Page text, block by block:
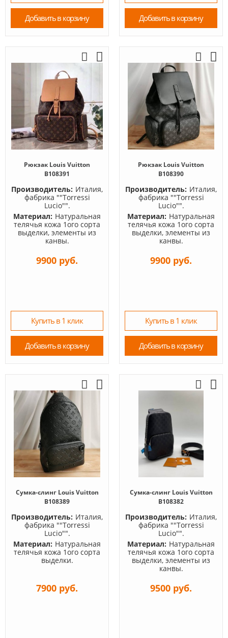
Добавить в корзину Добавить в корзину
Рюкзак Louis Vuitton
B108391
Производитель: Италия,
фабрика ""Torressi
Lucio"".
Материал: Натуральная
телячья кожа 1ого сорта
выделки, элементы из
канвы.
9900 руб.
Купить в 1 клик
Добавить в корзину
Рюкзак Louis Vuitton
B108390
Производитель: Италия,
фабрика ""Torressi
Lucio"".
Материал: Натуральная
телячья кожа 1ого сорта
выделки, элементы из
канвы.
9900 руб.
Купить в 1 клик
Добавить в корзину
Сумка-слинг Louis Vuitton
B108389
Производитель: Италия,
фабрика ""Torressi
Lucio"".
Материал: Натуральная
телячья кожа 1ого сорта
выделки.
7900 руб.
Сумка-слинг Louis Vuitton
B108382
Производитель: Италия,
фабрика ""Torressi
Lucio"".
Материал: Натуральная
телячья кожа 1ого сорта
выделки, элементы из
канвы.
9500 руб.